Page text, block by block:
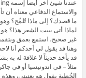
والاستماع الدفاعي معناه
ما قصدك؟ إلى ماذا تُلمِّح؟
لماذا أتى ببيت الشعر هذا؟
وهنا قد يقول لي أحدكم أنا
قد يأخذ حديثاً لا علاقة له
مثلاً – في اندونيسيا أو في
الخُطبة يقول هو يعنيني،